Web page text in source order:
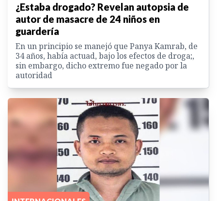
¿Estaba drogado? Revelan autopsia de
autor de masacre de 24 niños en
guardería
En un principio se manejó que Panya Kamrab, de
34 años, había actuad, bajo los efectos de droga;,
sin embargo, dicho extremo fue negado por la
autoridad